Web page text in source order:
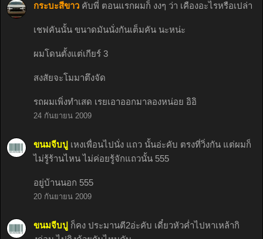
กระบะสีขาว คับพี่ ตอนแรกผมก็ งงๆ ว่า เคืองอะไรหรือเปล่า
เชฟคันนั้น ขนาดมันนั่งกันเต็มคัน นะหน่ะ
ผมโดนตั้งแต่เกียร์ 3
สงสัยจะโมมาตึงจัด
รถผมเพิ่งทำเสด เรยเอาออกมาลองหน่อย อิอิ
24 กันยายน 2009
ขนมจีบปู เหงเพื่อนไปนั่ง แถว นั้นอ่ะคับ ตรงที่วิ่งกัน แต่ผมก็
ไม่รู้ร้านไหน ไม่ค่อยรู้จักแถวนั้น 555
อยู่บ้านนอก 555
20 กันยายน 2009
ขนมจีบปู ก็คง ประมานตี2อ่ะคับ เดี๋ยวหัวค่ำไปหาเหล้ากิ